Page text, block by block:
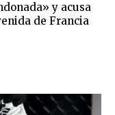
y acusa
de Francia